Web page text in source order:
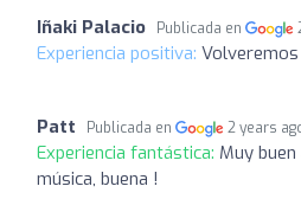
Iñaki Palacio Publicada en
Experiencia positiva: Volveremos
Patt Publicada en 2 years
Experiencia fantástica: Muy
música, buena !